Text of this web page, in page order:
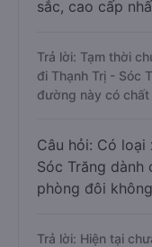
sắc, cao cấp
Trả lời: Tạm thời
đi Thạnh Trị - Sóc
đường này có
Câu hỏi: Có loại
Sóc Trăng dành
phòng đôi
Trả lời: Hiện tại